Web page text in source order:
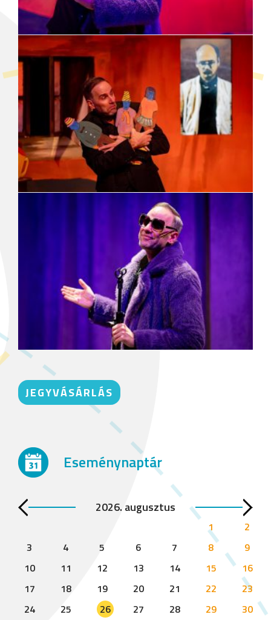
JEGYVÁSÁRLÁS
Eseménynaptár
2026. augusztus
1
2
3
4 5 6 7 8
9
10
11 12 13 14 15
16
17
18 19 20 21 22
23
24
25 26 27 28 29
30